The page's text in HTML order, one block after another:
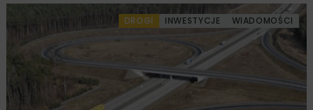
DROGI INWESTYCJE WIADOMOŚCI